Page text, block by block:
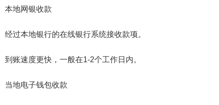
本地网银收款
经过本地银行的在线银行系统接收款项。
到账速度更快，一般在1-2个工作日内。
当地电子钱包收款